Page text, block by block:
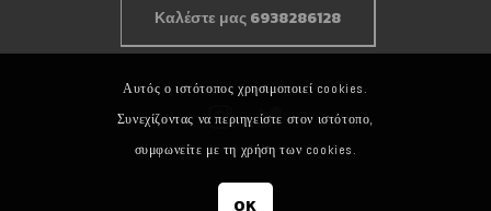
Καλέστε μας 6938286128
Αυτός ο ιστότοπος χρησιμοποιεί cookies.
Συνεχίζοντας να περιηγείστε στον ιστότοπο,
συμφωνείτε με τη χρήση των cookies.